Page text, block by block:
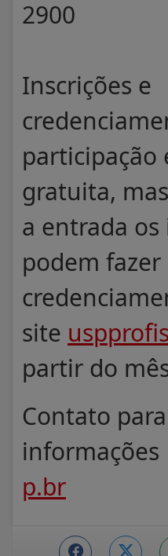
2900
Inscrições e
gratuita,
a entrada os
podem fazer
site
partir do
Contato
informações
p.br